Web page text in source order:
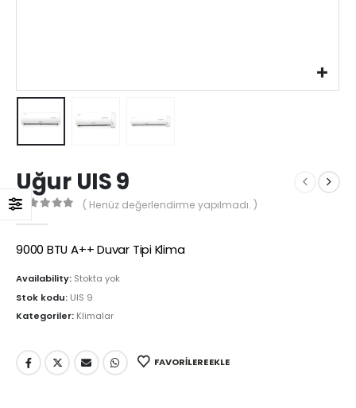
Uğur UIS 9
( Henüz değerlendirme yapılmadı. )
9000 BTU A++ Duvar Tipi Klima
Availability: Stokta yok
Stok kodu: UIS 9
Kategoriler: Klimalar
FAVORILERE EKLE